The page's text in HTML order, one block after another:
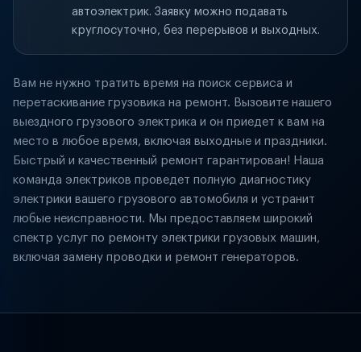
автоэлектрик. Заявку можно подавать
круглосуточно, без перерывов и выходных.
Вам не нужно тратить время на поиск сервиса и
перетаскивание грузовика на ремонт. Вызовите нашего
выездного грузового электрика и он приедет к вам на
место в любое время, включая выходные и праздники.
Быстрый и качественный ремонт гарантирован! Наша
команда электриков проведет полную диагностику
электрики вашего грузового автомобиля и устранит
любые неисправности. Мы предоставляем широкий
спектр услуг по ремонту электрики грузовых машин,
включая замену проводки и ремонт генераторов.